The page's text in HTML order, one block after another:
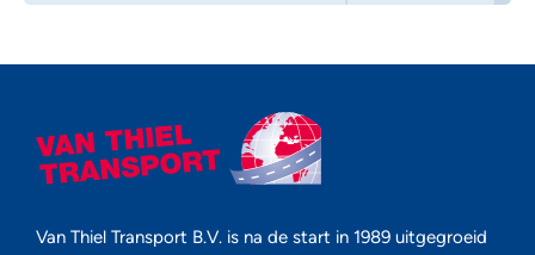
Van Thiel Transport B.V. is na de start in 1989 uitgegroeid